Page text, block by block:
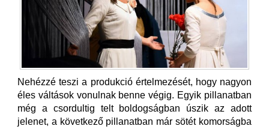
Nehézzé teszi a produkció értelmezését, hogy nagyon
éles váltások vonulnak benne végig. Egyik pillanatban
még a csordultig telt boldogságban úszik az adott
jelenet, a következő pillanatban már sötét komorságba